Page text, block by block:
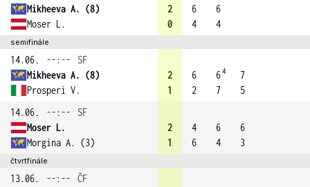
Mikheeva A. (8)
Moser L.
2
0
6
4
6
4
semifinále
14.06. --:--
SF
Mikheeva A. (8)
Prosperi V.
2
1
6
2
64
7
7
5
14.06.
--:--
SF
Moser L.
Morgina A. (3)
2
1
4
6
6
4
6
3
čtvrtfinále
13.06. --:--
ČF